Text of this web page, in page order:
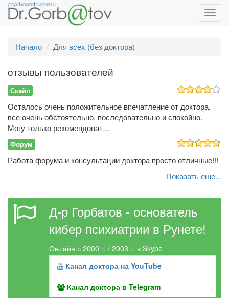
Начало
Для всех (без доктора)
отзывы пользователей
Скайп
Осталось очень положительное впечатление от доктора,
все очень обстоятельно, последовательно и спокойно.
Могу только рекомендоват…
Форум
Работа форума и консультации доктора просто отличные!!!
Показать еще...
Д-р Горбатов - основатель
кибер психиатрии в Рунете!
Онлайн с 2000 г. / 2003 г. в Skype
Канал доктора на YouTube
Канал доктора в Telegram